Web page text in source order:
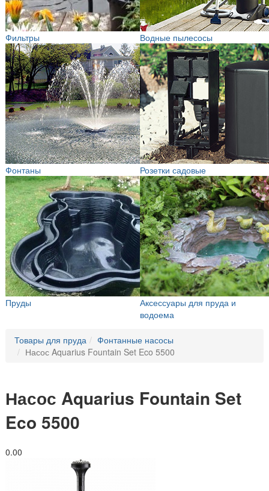
Фильтры Водные пылесосы
Фонтаны Розетки садовые
Пруды
Аксессуары для пруда и
водоема
Товары для пруда
Фонтанные насосы
Насос Aquarius Fountain Set Eco 5500
Насос Aquarius Fountain Set
Eco 5500
0.00